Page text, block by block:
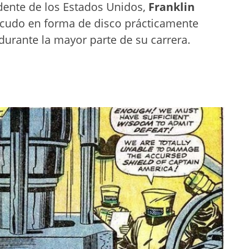
de los Estados Unidos, Franklin
en forma de disco prácticamente
la mayor parte de su carrera.